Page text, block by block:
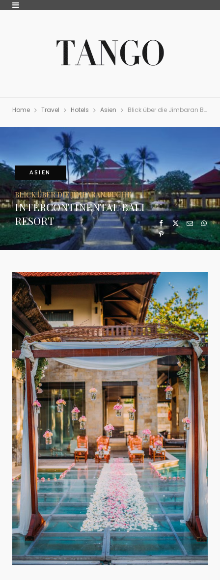
Home Travel Hotels Asien Blick über die Jimbaran BuchtIntercontinental Bali Resort
ASIEN
BLICK ÜBER DIE JIMBARAN BUCHT
INTERCONTINENTAL BALI
RESORT